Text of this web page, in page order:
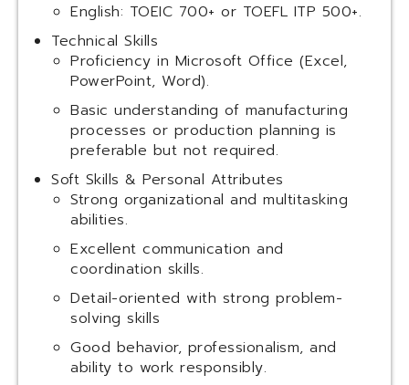
English: TOEIC 700+ or TOEFL ITP 500+.
Technical Skills
Proficiency in Microsoft Office (Excel,
PowerPoint, Word).
Basic understanding of manufacturing
processes or production planning is
preferable but not required.
Soft Skills & Personal Attributes
Strong organizational and multitasking
abilities.
Excellent communication and
coordination skills.
Detail-oriented with strong problem-
solving skills
Good behavior, professionalism, and
ability to work responsibly.